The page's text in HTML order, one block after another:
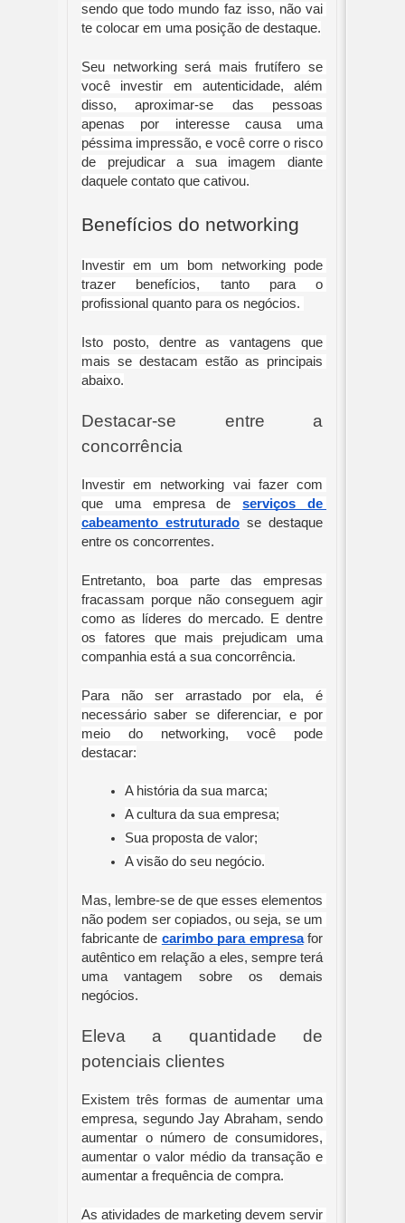
sendo que todo mundo faz isso, não vai
te colocar em uma posição de destaque.
Seu networking será mais frutífero se
você investir em autenticidade, além
disso, aproximar-se das pessoas
apenas por interesse causa uma
péssima impressão, e você corre o risco
de prejudicar a sua imagem diante
daquele contato que cativou.
Benefícios do networking
Investir em um bom networking pode
trazer benefícios, tanto para o
profissional quanto para os negócios.
Isto posto, dentre as vantagens que
mais se destacam estão as principais
abaixo.
Destacar-se entre a
concorrência
Investir em networking vai fazer com
que uma empresa de serviços de
cabeamento estruturado se destaque
entre os concorrentes.
Entretanto, boa parte das empresas
fracassam porque não conseguem agir
como as líderes do mercado. E dentre
os fatores que mais prejudicam uma
companhia está a sua concorrência.
Para não ser arrastado por ela, é
necessário saber se diferenciar, e por
meio do networking, você pode
destacar:
A história da sua marca;
A cultura da sua empresa;
Sua proposta de valor;
A visão do seu negócio.
Mas, lembre-se de que esses elementos
não podem ser copiados, ou seja, se um
fabricante de carimbo para empresa for
autêntico em relação a eles, sempre terá
uma vantagem sobre os demais
negócios.
Eleva a quantidade de
potenciais clientes
Existem três formas de aumentar uma
empresa, segundo Jay Abraham, sendo
aumentar o número de consumidores,
aumentar o valor médio da transação e
aumentar a frequência de compra.
As atividades de marketing devem servir